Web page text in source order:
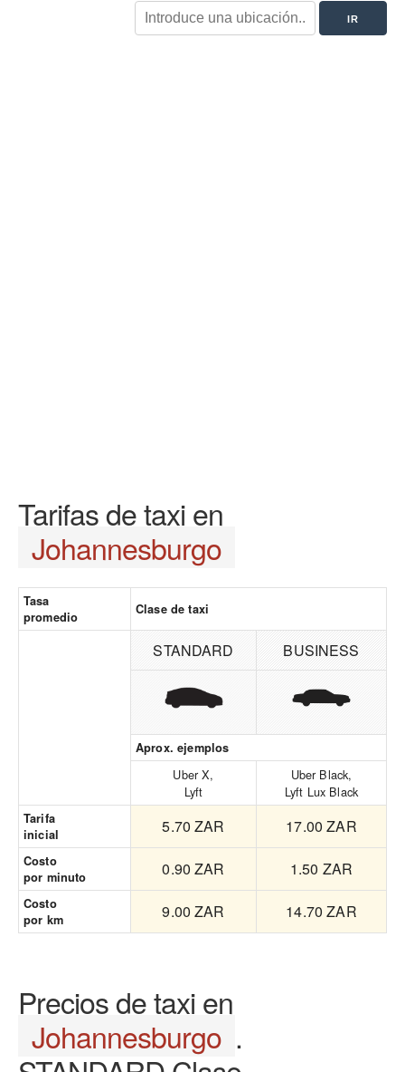
Tarifas de taxi en
Johannesburgo
Tasa
promedio
Clase de taxi
STANDARD BUSINESS
Aprox. ejemplos
Uber X,
Lyft
Uber Black,
Lyft Lux Black
Tarifa
inicial
5.70 ZAR 17.00 ZAR
Costo
por minuto
0.90 ZAR 1.50 ZAR
Costo
por km
9.00 ZAR 14.70 ZAR
Precios de taxi en
Johannesburgo .